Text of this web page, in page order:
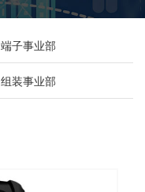
端子事业部
组装事业部